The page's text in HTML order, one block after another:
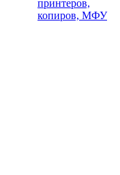
принтеров,
копиров, МФУ